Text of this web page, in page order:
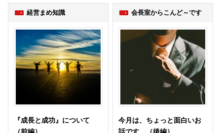
経営まめ知識
『成長と成功』について
会長室からこんど～です
今月は、ちょっと面白いお